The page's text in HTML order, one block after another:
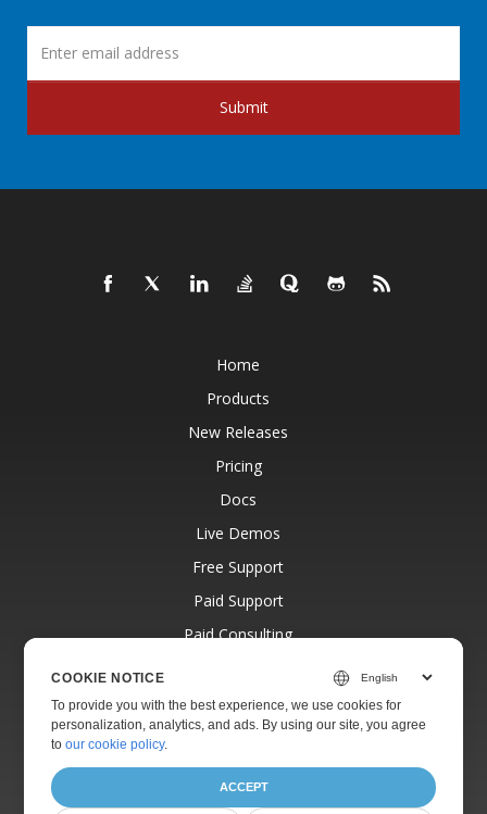
Submit
Home
Products
New Releases
Pricing
Docs
Live Demos
Free Support
Paid Support
Paid Consulting
Websites
About
COOKIE NOTICE
To provide you with the best experience, we use cookies for
personalization, analytics, and ads. By using our site, you agree
toour cookie policy.
ACCEPT